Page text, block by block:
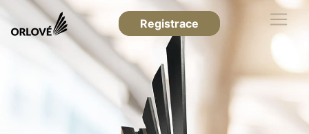
Registrace